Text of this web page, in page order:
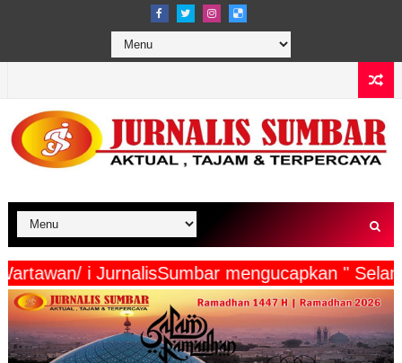
Wartawan/ i JurnalisSumbar mengucapkan